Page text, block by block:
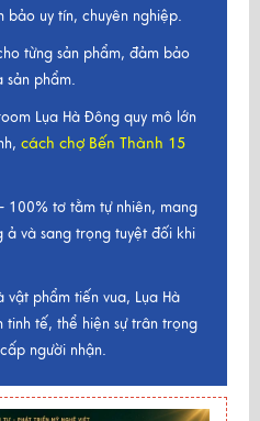
uy tín, chuyên nghiệp.
từng sản phẩm, đảm bảo
sản phẩm.
Lụa Hà Đông quy mô lớn
cách chợ Bến Thành 15
100% tơ tằm tự nhiên, mang
và sang trọng tuyệt đối khi
vật phẩm tiến vua, Lụa Hà
tế, thể hiện sự trân trọng
người nhận.